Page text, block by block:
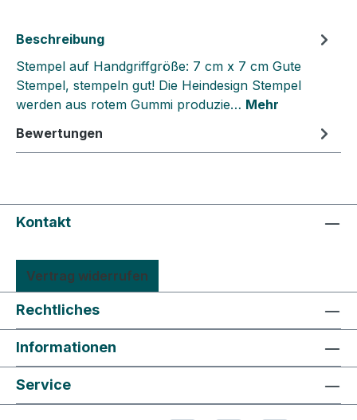
Beschreibung
Stempel auf Handgriffgröße: 7 cm x 7 cm Gute
Stempel, stempeln gut! Die Heindesign Stempel
werden aus rotem Gummi produzie… Mehr
Bewertungen
Kontakt
Vertrag widerrufen
Rechtliches
Informationen
Service